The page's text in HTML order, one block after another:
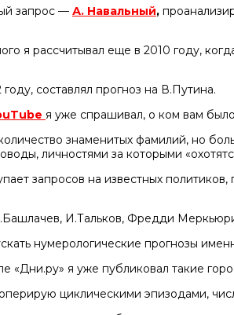
запрос — А. Навальный,
я рассчитывал еще в 2010 году,
составлял прогноз на В.Путина.
я уже спрашивал, о ком вам
знаменитых фамилий, но
личностями за которыми
запросов на известных
И.Тальков, Фредди
нумерологические прогнозы
«Дни.ру» я уже публиковал такие
циклическими эпизодами,